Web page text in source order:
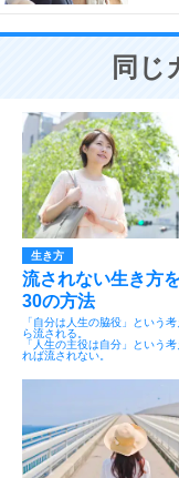
同じ
生き方
流されない生き方
30の方法
「自分は人生の脇役」という
ら流される。
「人生の主役は自分」という
れば流されない。